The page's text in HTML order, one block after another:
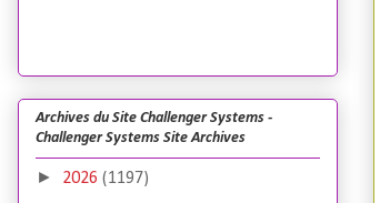
Archives du Site Challenger Systems -
Challenger Systems Site Archives
► 2026 (1197)